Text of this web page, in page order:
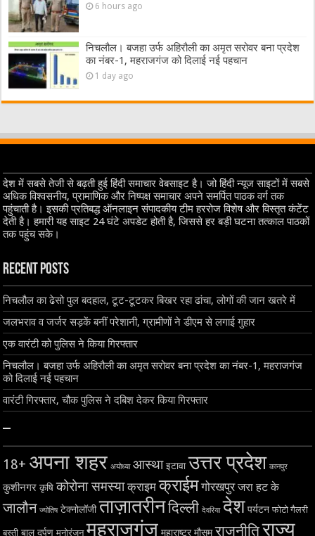
6 hours ago
निचलौल। बजहा उर्फ अहिरौली का अमृत सरोवर बना प्रदेश
का नंबर-1, महराजगंज को दिलाई नई पहचान
1 day ago
देश में सबसे तेजी से बढ़ती हुई हिंदी समाचार वेबसाइट है। जो हिंदी न्यूज साइटों में सबसे
अधिक विश्वसनीय, प्रामाणिक और निष्पक्ष समाचार अपने समर्पित पाठक वर्ग तक
पहुंचाती है। इसकी प्रतिबद्ध ऑनलाइन संपादकीय टीम हररोज विशेष और विस्तृत कंटेंट
देती है। हमारी यह साइट 24 घंटे अपडेट होती है, जिससे हर बड़ी घटना तत्काल पाठकों
तक पहुंच सके।
Recent Posts
निचलौल का ढेसो पुल बदहाल, टूट-टूटकर बिखर रहा ढांचा, लोगों की जान खतरे में
जलभराव व जर्जर सड़कें बनीं परेशानी, ग्रामीणों ने डीएम से लगाई गुहार
एक वारंटी को पुलिस ने किया गिरफ्तार
निचलौल। बजहा उर्फ अहिरौली का अमृत सरोवर बना प्रदेश का नंबर-1, महराजगंज
को दिलाई नई पहचान
वारंटी गिरफ्तार, चौक पुलिस ने दबिश देकर किया गिरफ्तार
–
18+ अपना शहर अयोध्या आस्था इटावा उत्तर प्रदेश कानपुर
कुशीनगर कृषि कोरोना समस्या क्राइम क्राईम गोरखपुर जरा हट के
जालौन ज्योतिष टेक्नोलॉजी ताज़ातरीनदिल्ली देवरिया देश पर्यटन फोटो गैलरी
बस्ती बाल दर्पण मनोरंजन महराजगंज महाराष्ट्र मौसम राजनीतिराज्य